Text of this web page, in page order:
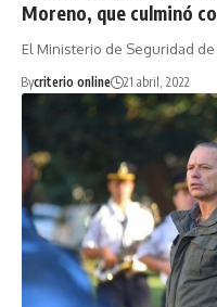
Moreno, que culminó
El Ministerio de Seguridad
Bycriterio online 21 abril, 2022